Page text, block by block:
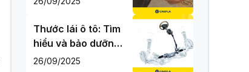
Thước lái ô tô: Tìm
hiểu và bảo dưỡng
đúng thời điểm để
26/09/2025